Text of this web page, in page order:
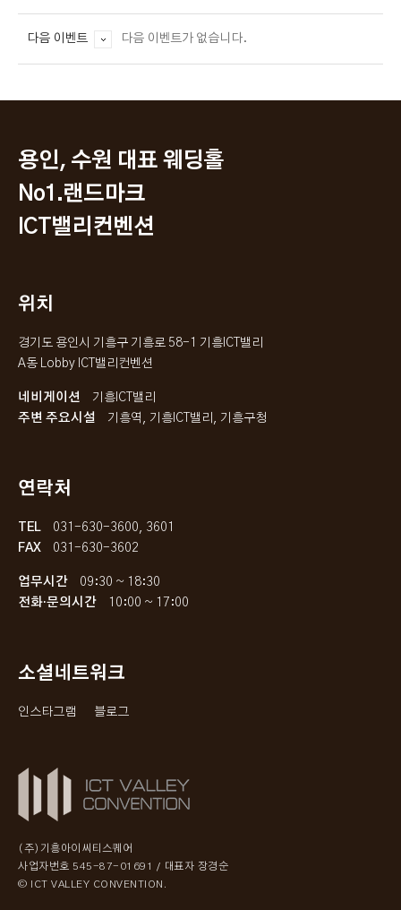
다음 이벤트 다음 이벤트가 없습니다.
용인, 수원 대표 웨딩홀
No1.랜드마크
ICT밸리컨벤션
위치
경기도 용인시 기흥구 기흥로 58-1 기흥ICT밸리
A동 Lobby ICT밸리컨벤션
네비게이션
기흥ICT밸리
주변 주요시설
기흥역, 기흥ICT밸리, 기흥구청
연락처
TEL
031-630-3600, 3601
FAX
031-630-3602
업무시간
09:30 ~ 18:30
전화·문의시간
10:00 ~ 17:00
소셜네트워크
인스타그램 블로그
(주)기흥아이씨티스퀘어
사업자번호 545-87-01691 / 대표자 장경순
© ICT VALLEY CONVENTION.